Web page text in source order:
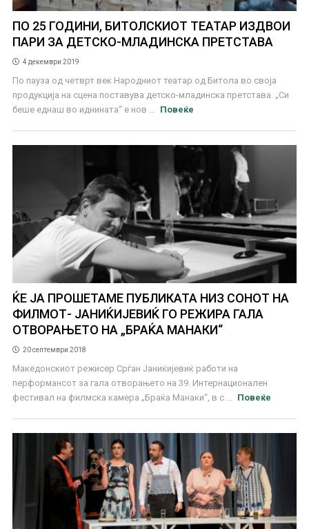
ПО 25 ГОДИНИ, БИТОЛСКИОТ ТЕАТАР ИЗДВОИ
ПАРИ ЗА ДЕТСКО-МЛАДИНСКА ПРЕТСТАВА
4 декември 2019
По пауза од четврт век Народниот театар од Битола во своја
продукција на сцена поставува детско-младинска претстава. „Си
беше еднаш во иднината“ е нов ...
Повеќе
ЌЕ ЈА ПРОШЕТАМЕ ПУБЛИКАТА НИЗ СОНОТ НА
ФИЛМОТ- ЈАНИЌИЈЕВИЌ ГО РЕЖИРА ГАЛА
ОТВОРАЊЕТО НА „БРАЌА МАНАКИ“
20 септември 2018
Македонскиот режисер Срѓан Јаниќијевиќ работи на
перформансот за гала отворањето на 39. Интернационален
фестивал на филмска камера „Браќа Манаки“, в с ...
Повеќе